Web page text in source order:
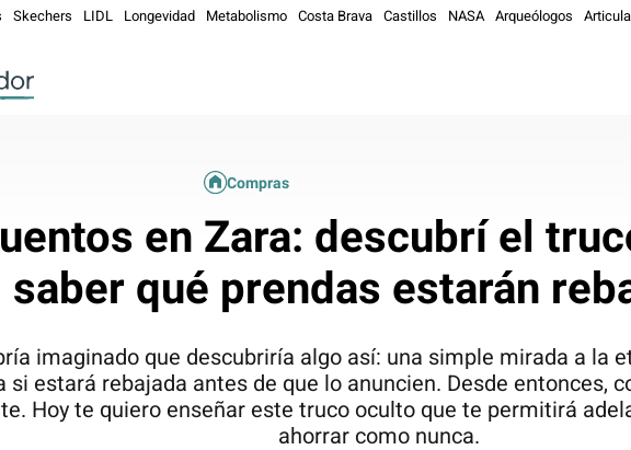
Skechers LIDL Longevidad Metabolismo Costa Brava Castillos NASA Arqueólogos
Compras
en Zara: descubrí el
saber qué prendas estarán
imaginado que descubriría algo así: una simple mirada a la
si estará rebajada antes de que lo anuncien. Desde entonces,
Hoy te quiero enseñar este truco oculto que te permitirá
ahorrar como nunca.